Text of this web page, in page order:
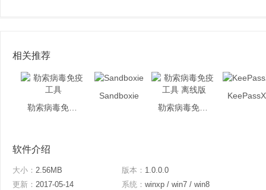
相关推荐
Sandboxie
软件介绍
大小： 2.56MB 版本： 1.0.0.0
更新： 2017-05-14 系统： winxp / win7 / win8